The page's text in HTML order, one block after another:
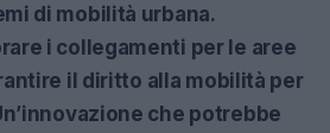
di mobilità urbana.
i collegamenti per le aree
il diritto alla mobilità per
che potrebbe